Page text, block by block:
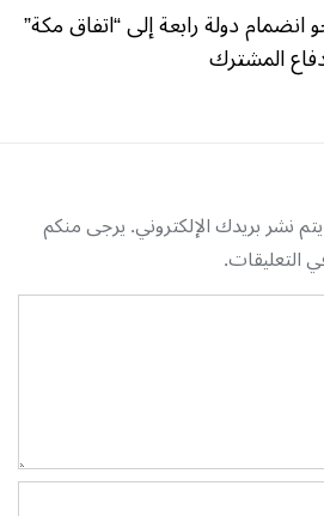
انضمام دولة رابعة إلى “اتفاق مكة”
المشترك
نشر بريدك الإلكتروني. يرجى منكم
التعليقات.